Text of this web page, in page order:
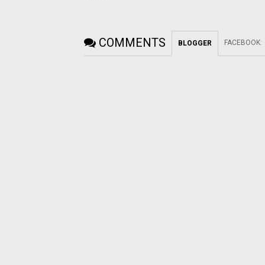
COMMENTS BLOGGER FACEBOOK: